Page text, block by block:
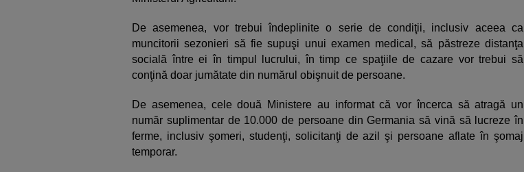
De asemenea, vor trebui îndeplinite o serie de condiţii, inclusiv aceea ca
muncitorii sezonieri să fie supuşi unui examen medical, să păstreze distanţa
socială între ei în timpul lucrului, în timp ce spaţiile de cazare vor trebui să
conţină doar jumătate din numărul obişnuit de persoane.
De asemenea, cele două Ministere au informat că vor încerca să atragă un
număr suplimentar de 10.000 de persoane din Germania să vină să lucreze în
ferme, inclusiv şomeri, studenţi, solicitanţi de azil şi persoane aflate în şomaj
temporar.